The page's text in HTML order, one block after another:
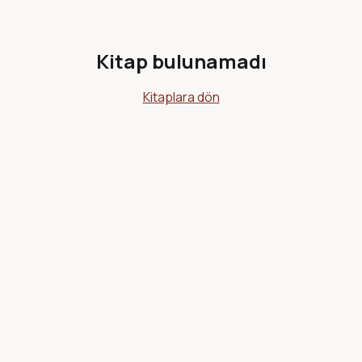
Kitap bulunamadı
Kitaplara dön